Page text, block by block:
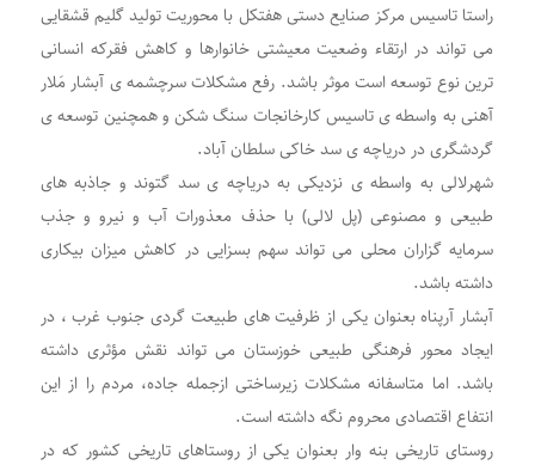
راستا تاسیس مرکز صنایع دستی هفتکل با محوریت تولید گلیم قشقایی
می تواند در ارتقاء وضعیت معیشتی خانوارها و کاهش فقرکه انسانی
ترین نوع توسعه است موثر باشد. رفع مشکلات سرچشمه ی آبشار مَلار
آهنی به واسطه ی تاسیس کارخانجات سنگ شکن و همچنین توسعه ی
گردشگری در دریاچه ی سد خاکی سلطان آباد.
شهرلالی به واسطه ی نزدیکی به دریاچه ی سد گتوند و جاذبه های
طبیعی و مصنوعی (پل لالی) با حذف معذورات آب و نیرو و جذب
سرمایه گزاران محلی می تواند سهم بسزایی در کاهش میزان بیکاری
داشته باشد.
آبشار آرپناه بعنوان یکی از ظرفیت های طبیعت گردی جنوب غرب ، در
ایجاد محور فرهنگی طبیعی خوزستان می تواند نقش مؤثری داشته
باشد. اما متاسفانه مشکلات زیرساختی ازجمله جاده، مردم را از این
انتفاع اقتصادی محروم نگه داشته است.
روستای تاریخی بنه وار بعنوان یکی از روستاهای تاریخی کشور که در